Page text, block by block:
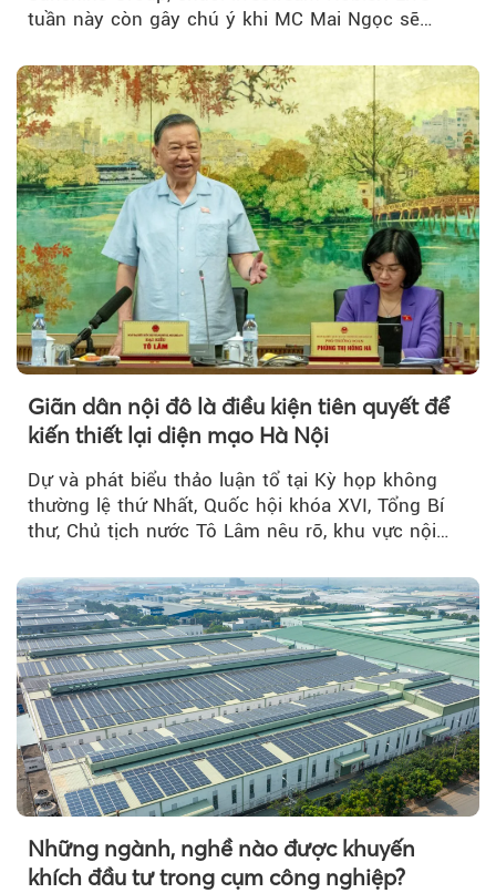
tuần này còn gây chú ý khi MC Mai Ngọc sẽ
Giãn dân nội đô là điều kiện tiên quyết để
kiến thiết lại diện mạo Hà Nội
Dự và phát biểu thảo luận tổ tại Kỳ họp không
thường lệ thứ Nhất, Quốc hội khóa XVI, Tổng Bí
thư, Chủ tịch nước Tô Lâm nêu rõ, khu vực nội
Những ngành, nghề nào được khuyến
khích đầu tư trong cụm công nghiệp?